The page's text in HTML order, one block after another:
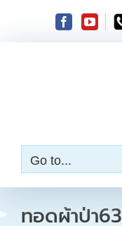
t
Go to...
ทอดผ้าป่า